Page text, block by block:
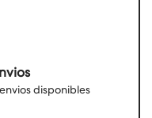
disponibles